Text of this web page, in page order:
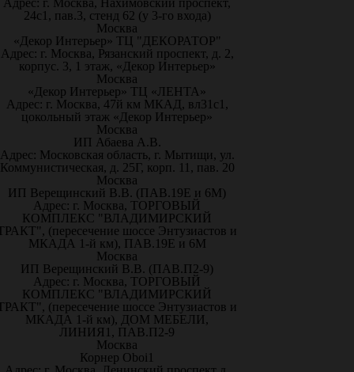
Адрес: г. Москва, Нахимовский проспект,
24с1, пав.3, стенд 62 (у 3-го входа)
Москва
«Декор Интерьер» ТЦ "ДЕКОРАТОР"
Адрес: г. Москва, Рязанский проспект, д. 2,
корпус. 3, 1 этаж, «Декор Интерьер»
Москва
«Декор Интерьер» ТЦ «ЛЕНТА»
Адрес: г. Москва, 47й км МКАД, вл31с1,
цокольный этаж «Декор Интерьер»
Москва
ИП Абаева А.В.
Адрес: Московская область, г. Мытищи, ул.
Коммунистическая, д. 25Г, корп. 11, пав. 20
Москва
ИП Верещинский В.В. (ПАВ.19Е и 6М)
Адрес: г. Москва, ТОРГОВЫЙ
КОМПЛЕКС "ВЛАДИМИРСКИЙ
(пересечение шоссе Энтузиастов и
МКАДА 1-й км), ПАВ.19Е и 6М
Москва
ИП Верещинский В.В. (ПАВ.П2-9)
Адрес: г. Москва, ТОРГОВЫЙ
КОМПЛЕКС "ВЛАДИМИРСКИЙ
(пересечение шоссе Энтузиастов и
МКАДА 1-й км), ДОМ МЕБЕЛИ,
ЛИНИЯ1, ПАВ.П2-9
Москва
Корнер Oboi1